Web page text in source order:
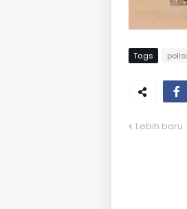
Tags polisi
Lebih baru